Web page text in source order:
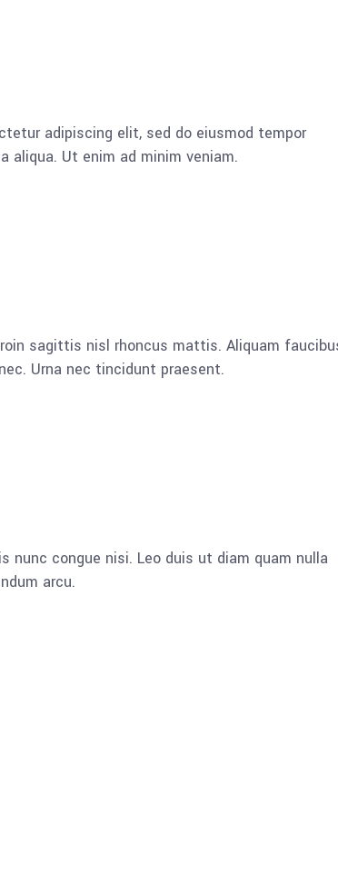
adipiscing elit, sed do eiusmod tempor
aliqua. Ut enim ad minim veniam.
sagittis nisl rhoncus mattis. Aliquam
Urna nec tincidunt praesent.
nunc congue nisi. Leo duis ut diam quam nulla
arcu.